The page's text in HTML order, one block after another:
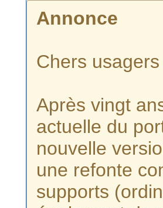
Annonce
Chers
Après vingt
actuelle du
nouvelle
une refonte
supports